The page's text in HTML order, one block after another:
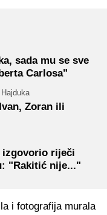
sada mu se sve
Carlosa"
Zoran ili
izgovorio riječi
"Rakitić nije..."
i fotografija murala